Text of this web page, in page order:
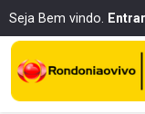
Seja Bem vindo. Entrar